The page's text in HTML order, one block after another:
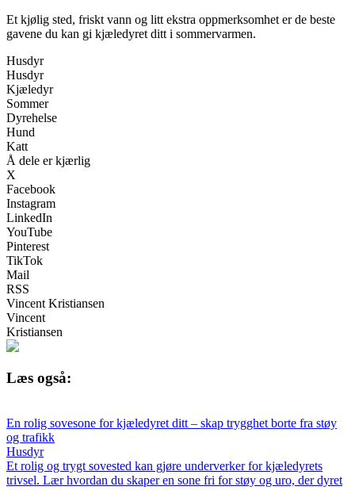
Et kjølig sted, friskt vann og litt ekstra oppmerksomhet er de beste
gavene du kan gi kjæledyret ditt i sommervarmen.
Husdyr
Husdyr
Kjæledyr
Sommer
Dyrehelse
Hund
Katt
Å dele er kjærlig
X
Facebook
Instagram
LinkedIn
YouTube
Pinterest
TikTok
Mail
RSS
Vincent Kristiansen
Vincent
Kristiansen
Læs også:
En rolig sovesone for kjæledyret ditt – skap trygghet borte fra støy
og trafikk
Husdyr
Et rolig og trygt sovested kan gjøre underverker for kjæledyrets
trivsel. Lær hvordan du skaper en sone fri for støy og uro, der dyret